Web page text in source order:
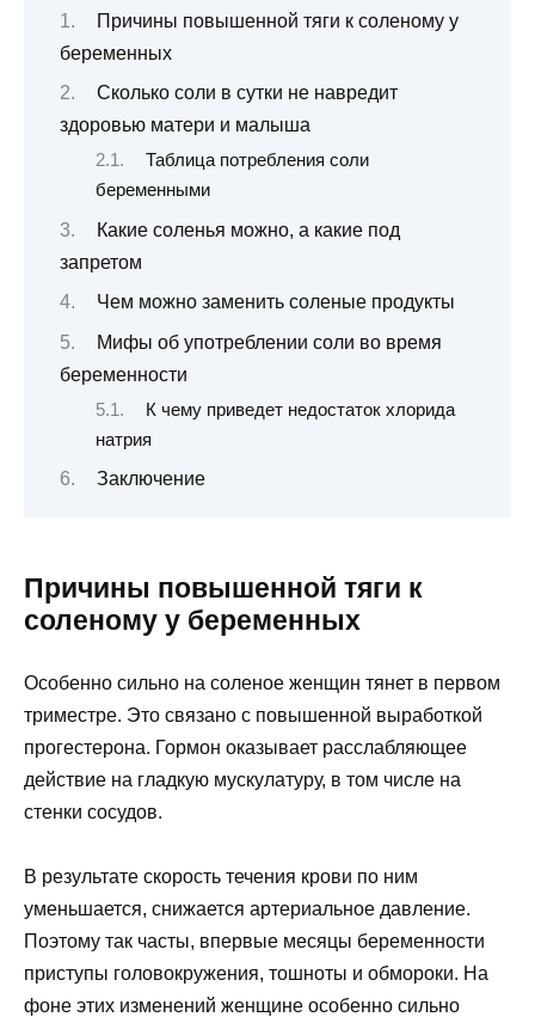
Причины повышенной тяги к соленому у
беременных
Сколько соли в сутки не навредит
здоровью матери и малыша
Таблица потребления соли
беременными
Какие соленья можно, а какие под
запретом
Чем можно заменить соленые продукты
Мифы об употреблении соли во время
беременности
К чему приведет недостаток хлорида
натрия
Заключение
Причины повышенной тяги к
соленому у беременных
Особенно сильно на соленое женщин тянет в первом
триместре. Это связано с повышенной выработкой
прогестерона. Гормон оказывает расслабляющее
действие на гладкую мускулатуру, в том числе на
стенки сосудов.
В результате скорость течения крови по ним
уменьшается, снижается артериальное давление.
Поэтому так часты, впервые месяцы беременности
приступы головокружения, тошноты и обмороки. На
фоне этих изменений женщине особенно сильно